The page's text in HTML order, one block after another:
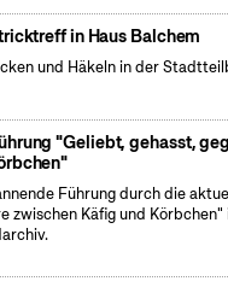
in Haus Balchem
und Häkeln in der
"Geliebt, gehasst,
Führung durch die
zwischen Käfig und